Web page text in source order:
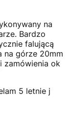
na
Bardzo
falującą
na górze 20mm
zamówienia ok
5 letnie j